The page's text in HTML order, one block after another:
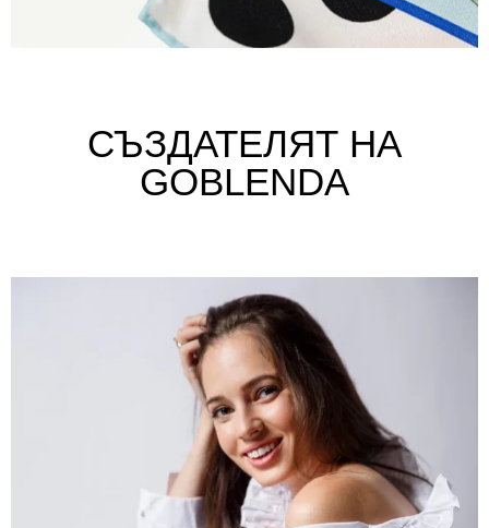
СЪЗДАТЕЛЯТ НА
GOBLENDA